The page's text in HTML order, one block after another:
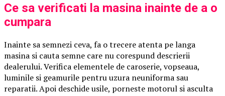
Ce sa verificati la masina inainte de a o
cumpara
Inainte sa semnezi ceva, fa o trecere atenta pe langa
masina si cauta semne care nu corespund descrierii
dealerului. Verifica elementele de caroserie, vopseaua,
luminile si geamurile pentru uzura neuniforma sau
reparatii. Apoi deschide usile, porneste motorul si asculta